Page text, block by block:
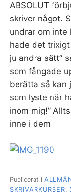
ABSOLUT
skriver något.
undrar om inte
hade det trixigt
ju andra sätt”
som fångade
berätta så kan
som lyste när
inom mig!”
inne i dem
Publicerat i
SKRIVARKURSER,